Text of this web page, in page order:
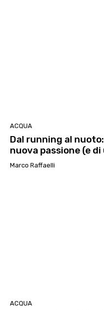
ACQUA
Dal running al
nuova passione (e
Marco Raffaelli
ACQUA